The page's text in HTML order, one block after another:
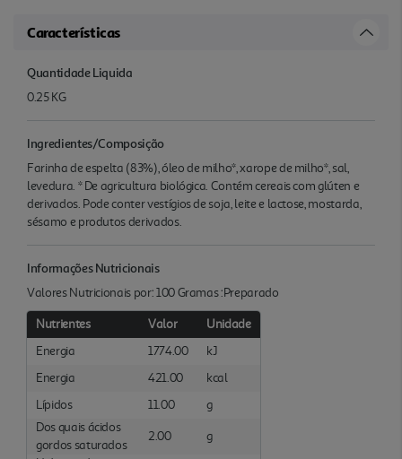
Características
Quantidade Liquida
0.25 KG
Ingredientes/Composição
Farinha de espelta (83%), óleo de milho*, xarope de milho*, sal,
levedura. * De agricultura biológica. Contém cereais com glúten e
derivados. Pode conter vestígios de soja, leite e lactose, mostarda,
sésamo e produtos derivados.
Informações Nutricionais
Valores Nutricionais por: 100 Gramas :Preparado
Nutrientes Valor
Unidade
Energia
1774.00
kJ
Energia
421.00
kcal
Lípidos
11.00
g
Dos quais ácidos
gordos saturados
2.00
g